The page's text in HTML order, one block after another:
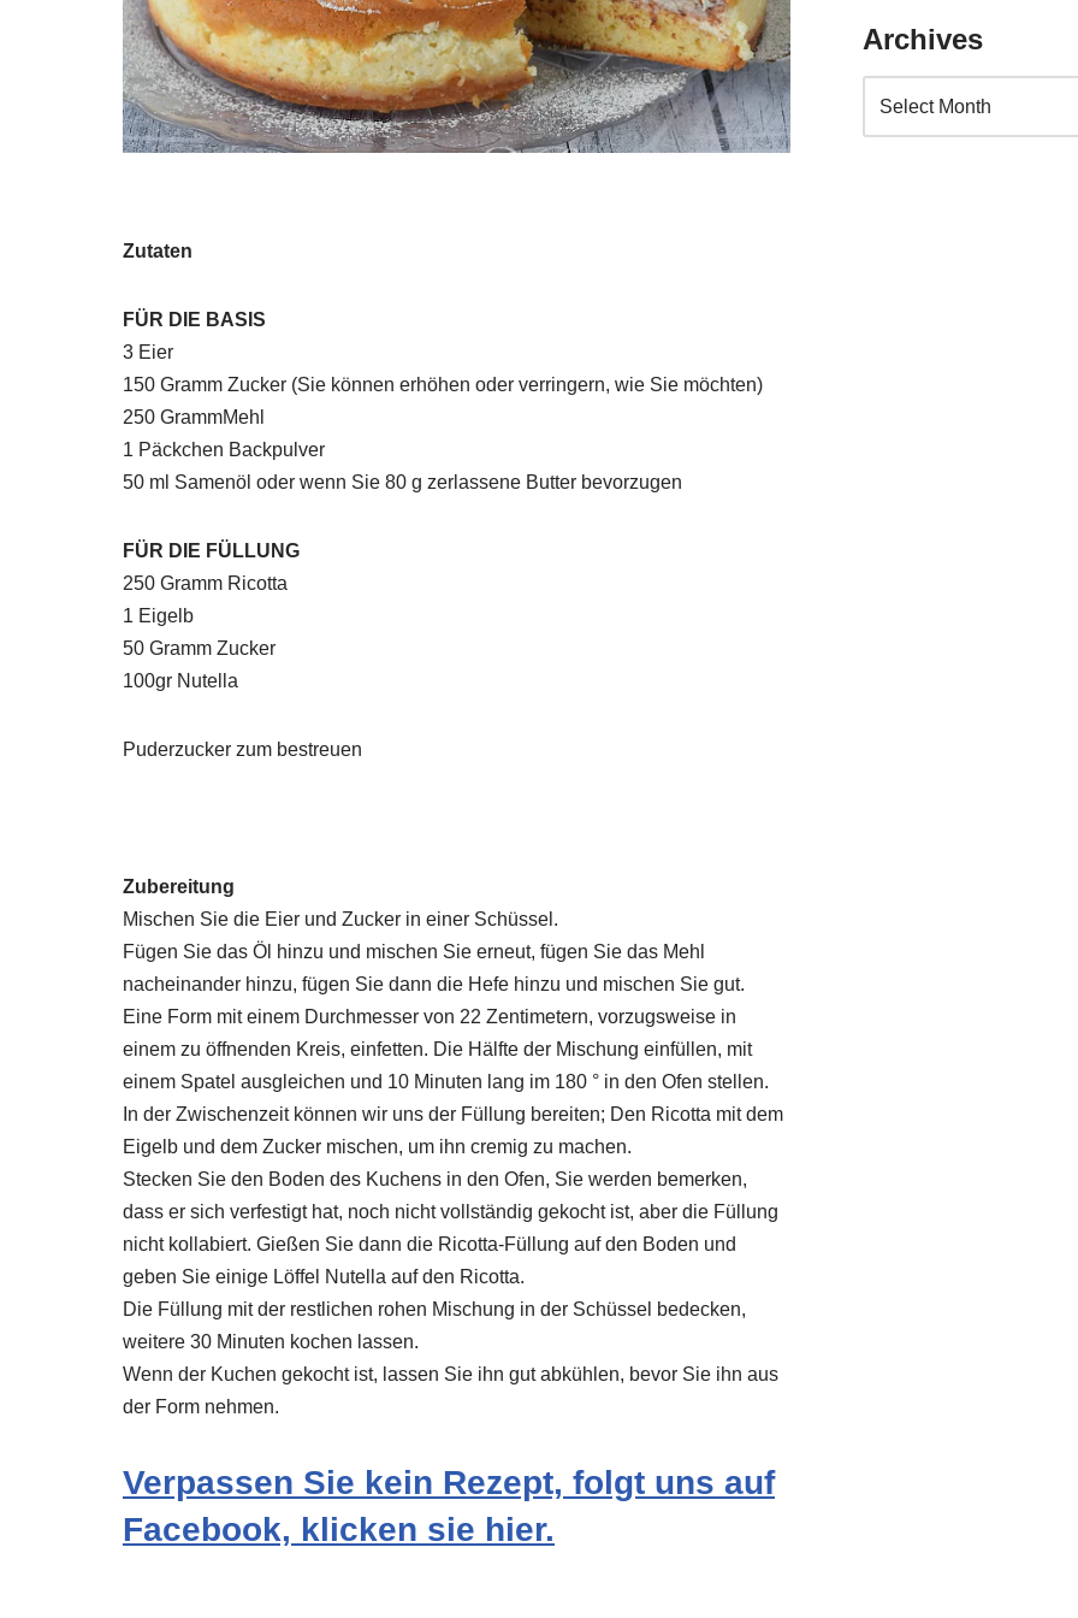
Zutaten
FÜR DIE BASIS
3 Eier
150 Gramm Zucker (Sie können erhöhen oder verringern, wie Sie möchten)
250 GrammMehl
1 Päckchen Backpulver
50 ml Samenöl oder wenn Sie 80 g zerlassene Butter bevorzugen
FÜR DIE FÜLLUNG
250 Gramm Ricotta
1 Eigelb
50 Gramm Zucker
100gr Nutella
Puderzucker zum bestreuen
Zubereitung
Mischen Sie die Eier und Zucker in einer Schüssel.
Fügen Sie das Öl hinzu und mischen Sie erneut, fügen Sie das Mehl
nacheinander hinzu, fügen Sie dann die Hefe hinzu und mischen Sie gut.
Eine Form mit einem Durchmesser von 22 Zentimetern, vorzugsweise in
einem zu öffnenden Kreis, einfetten. Die Hälfte der Mischung einfüllen, mit
einem Spatel ausgleichen und 10 Minuten lang im 180 ° in den Ofen stellen.
In der Zwischenzeit können wir uns der Füllung bereiten; Den Ricotta mit dem
Eigelb und dem Zucker mischen, um ihn cremig zu machen.
Stecken Sie den Boden des Kuchens in den Ofen, Sie werden bemerken,
dass er sich verfestigt hat, noch nicht vollständig gekocht ist, aber die Füllung
nicht kollabiert. Gießen Sie dann die Ricotta-Füllung auf den Boden und
geben Sie einige Löffel Nutella auf den Ricotta.
Die Füllung mit der restlichen rohen Mischung in der Schüssel bedecken,
weitere 30 Minuten kochen lassen.
Wenn der Kuchen gekocht ist, lassen Sie ihn gut abkühlen, bevor Sie ihn aus
der Form nehmen.
Verpassen Sie kein Rezept, folgt uns auf
Facebook, klicken sie hier.
Archives